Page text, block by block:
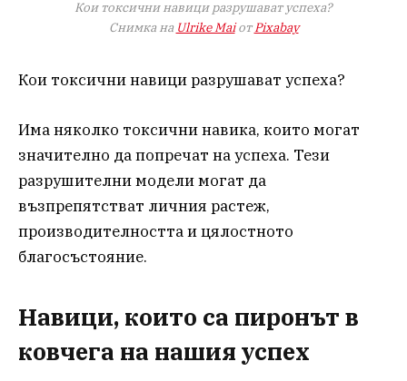
Кои токсични навици разрушават успеха?
Снимка на Ulrike MaiотPixabay
Кои токсични навици разрушават успеха?
Има няколко токсични навика, които могат
значително да попречат на успеха. Тези
разрушителни модели могат да
възпрепятстват личния растеж,
производителността и цялостното
благосъстояние.
Навици, които са пиронът в
ковчега на нашия успех